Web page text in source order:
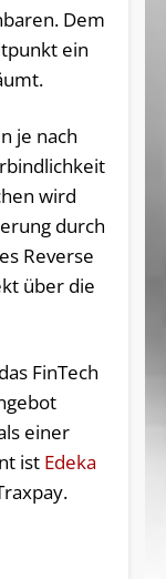
Dem
ein
je nach
wird
durch
Reverse
über die
FinTech
einer
ist Edeka